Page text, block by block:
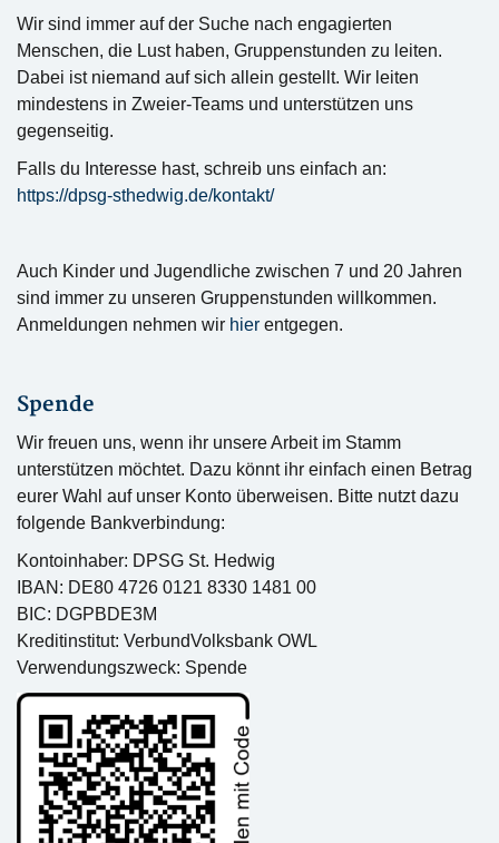
Wir sind immer auf der Suche nach engagierten
Menschen, die Lust haben, Gruppenstunden zu leiten.
Dabei ist niemand auf sich allein gestellt. Wir leiten
mindestens in Zweier-Teams und unterstützen uns
gegenseitig.
Falls du Interesse hast, schreib uns einfach an:
https://dpsg-sthedwig.de/kontakt/
Auch Kinder und Jugendliche zwischen 7 und 20 Jahren
sind immer zu unseren Gruppenstunden willkommen.
Anmeldungen nehmen wir hier entgegen.
Spende
Wir freuen uns, wenn ihr unsere Arbeit im Stamm
unterstützen möchtet. Dazu könnt ihr einfach einen Betrag
eurer Wahl auf unser Konto überweisen. Bitte nutzt dazu
folgende Bankverbindung:
Kontoinhaber: DPSG St. Hedwig
IBAN: DE80 4726 0121 8330 1481 00
BIC: DGPBDE3M
Kreditinstitut: VerbundVolksbank OWL
Verwendungszweck: Spende